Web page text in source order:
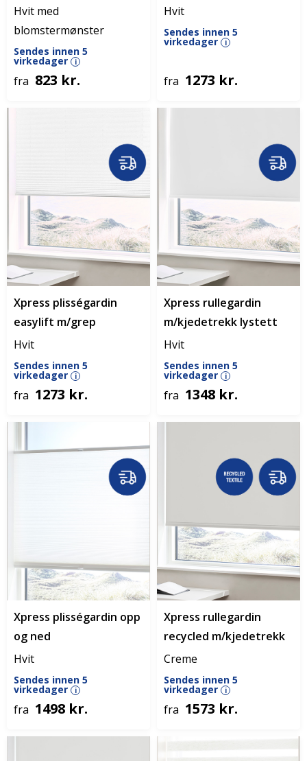
Hvit med
blomstermønster
Sendes innen 5
virkedager i
fra 823 kr.
Hvit
Sendes innen 5
virkedager i
fra 1273 kr.
Xpress plisségardin
easylift m/grep
Hvit
Sendes innen 5
virkedager i
fra 1273 kr.
Xpress rullegardin
m/kjedetrekk lystett
Hvit
Sendes innen 5
virkedager i
fra 1348 kr.
Xpress plisségardin opp
og ned
Hvit
Sendes innen 5
virkedager i
fra 1498 kr.
Xpress rullegardin
recycled m/kjedetrekk
Creme
Sendes innen 5
virkedager i
fra 1573 kr.